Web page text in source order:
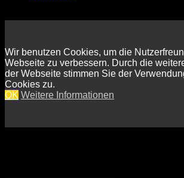
Wir benutzen Cookies, um die
Webseite zu verbessern. Durch die
der Webseite stimmen Sie der
Cookies zu.
OK Weitere Informationen